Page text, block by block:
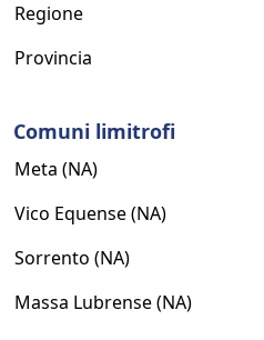
Regione
Provincia
Comuni limitrofi
Meta (NA)
Vico Equense (NA)
Sorrento (NA)
Massa Lubrense (NA)